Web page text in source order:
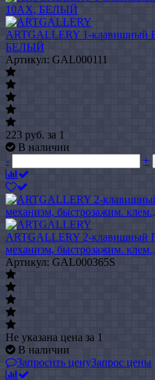
ARTGALLERY 1-
БЕЛЫЙ
Артикул: GAL000111
223 руб. за 1
В наличии
-
+
ARTGALLERY 2-
механизм, быстрозажим.
Артикул: GAL000365S
Не указана цена за 1
В наличии
Запросить ценуЗапрос цены